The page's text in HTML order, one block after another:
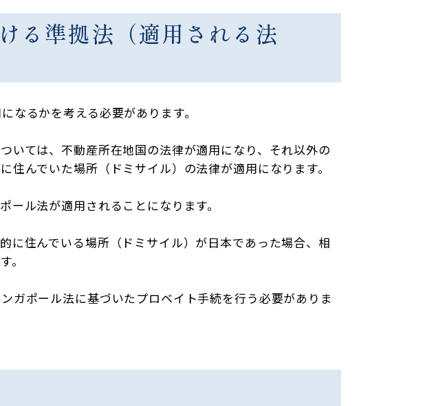
る準拠法（適用される法
なるかを考える必要があります。
いては、不動産所在地国の法律が適用になり、それ以外の
んでいた場所（ドミサイル）の法律が適用になります。
ル法が適用されることになります。
に住んでいる場所（ドミサイル）が日本であった場合、相
。
ガポール法に基づいたプロベイト手続を行う必要がありま